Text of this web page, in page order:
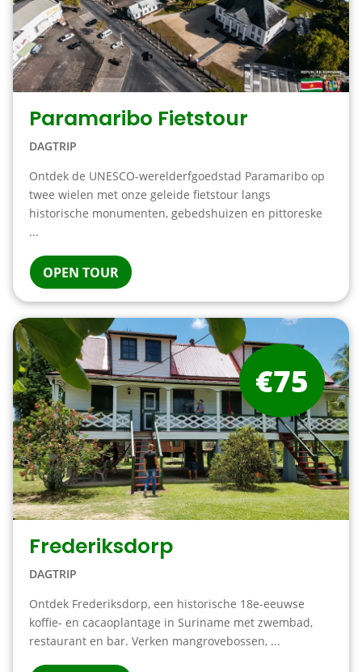
Paramaribo Fietstour
DAGTRIP
Ontdek de UNESCO-werelderfgoedstad Paramaribo op
twee wielen met onze geleide fietstour langs
historische monumenten, gebedshuizen en pittoreske
...
OPEN TOUR
Frederiksdorp
DAGTRIP
Ontdek Frederiksdorp, een historische 18e-eeuwse
koffie- en cacaoplantage in Suriname met zwembad,
restaurant en bar. Verken mangrovebossen, ...
€75